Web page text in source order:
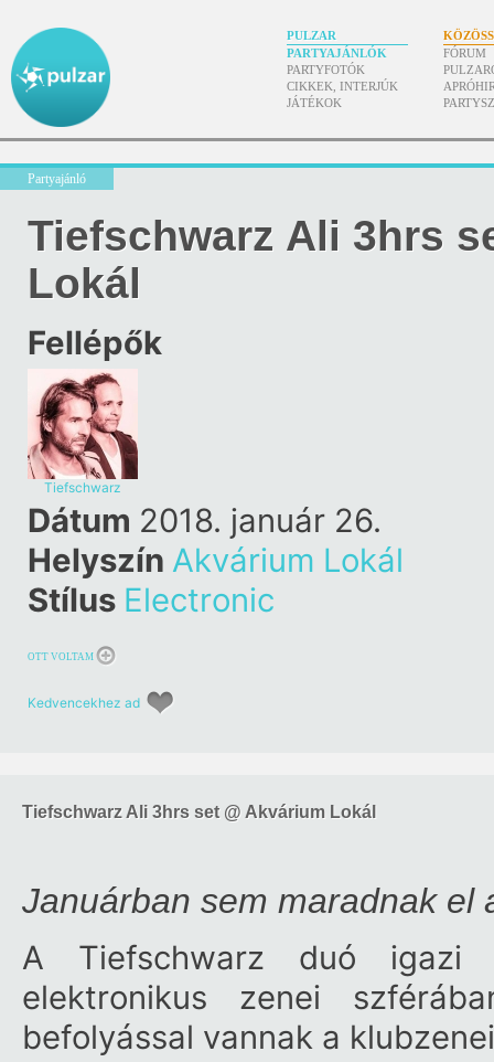
PULZAR
PARTYAJÁNLÓK
PARTYFOTÓK
CIKKEK, INTERJÚK
JÁTÉKOK
FÓRUM
Partyajánló
Tiefschwarz Ali 3hrs
Lokál
Fellépők
Tiefschwarz
Dátum 2018. január 26.
Helyszín Akvárium Lokál
Stílus Electronic
OTT VOLTAM
Kedvencekhez ad
Tiefschwarz Ali 3hrs set @ Akvárium Lokál
Januárban sem maradnak el
A Tiefschwarz duó igazi
elektronikus zenei
befolyással vannak a